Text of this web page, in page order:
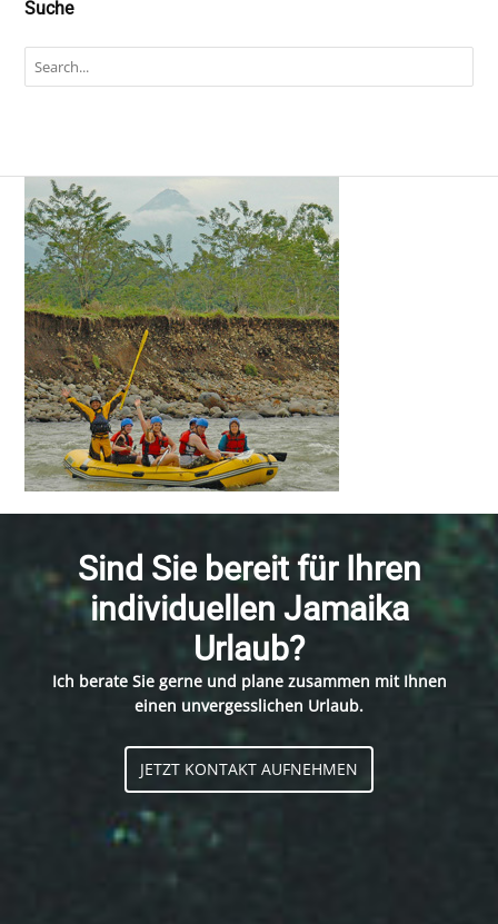
Suche
Sind Sie bereit für Ihren
individuellen Jamaika
Urlaub?
Ich berate Sie gerne und plane zusammen mit Ihnen
einen unvergesslichen Urlaub.
JETZT KONTAKT AUFNEHMEN